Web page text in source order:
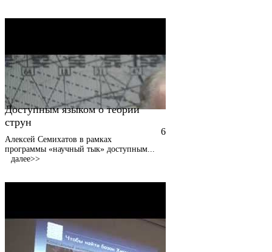
Доступным языком о теории
струн
6
Алексей Семихатов в рамках
программы «научный тык» доступным
далее>>